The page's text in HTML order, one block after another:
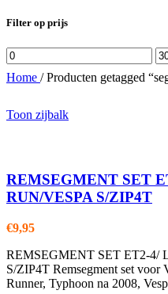
Filter op prijs
Min.
prijs
Home / Producten getagged
Toon zijbalk
REMSEGMENT SET
RUN/VESPA S/ZIP4T
€9,95
REMSEGMENT SET ET2-4/
S/ZIP4T Remsegment set
Runner, Typhoon na 2008,